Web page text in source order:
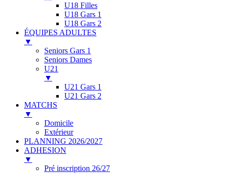
U18 Filles
U18 Gars 1
U18 Gars 2
ÉQUIPES ADULTES
▼
Seniors Gars 1
Seniors Dames
U21
▼
U21 Gars 1
U21 Gars 2
MATCHS
▼
Domicile
Extérieur
PLANNING 2026/2027
ADHESION
▼
Pré inscription 26/27